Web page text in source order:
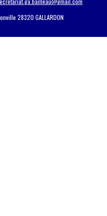
28320 GALLARDON